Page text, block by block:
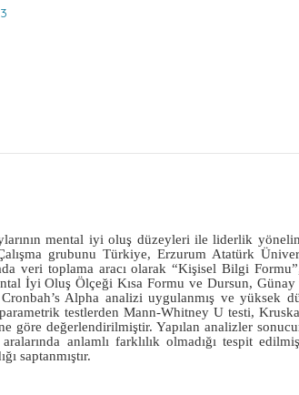
mental iyi oluş düzeyleri ile liderlik
grubunu Türkiye, Erzurum Atatürk
veri toplama aracı olarak “Kişisel Bilgi
İyi Oluş Ölçeği Kısa Formu ve Dursun,
Alpha analizi uygulanmış ve yüksek
testlerdenMann-Whitney U testi,
göre değerlendirilmiştir.Yapılan analizler
anlamlı farklılık olmadığı tespit
saptanmıştır.